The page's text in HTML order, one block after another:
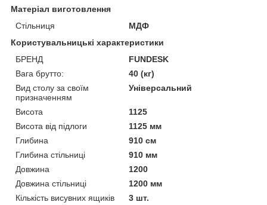
Матеріал виготовлення
Стільниця
МДФ
Користувальницькі характеристики
БРЕНД
FUNDESK
Вага брутто:
40 (кг)
Вид столу за своїм
призначенням
Універсальний
Висота
1125
Висота від підлоги
1125 мм
Глибина
910 см
Глибина стільниці
910 мм
Довжина
1200
Довжина стільниці
1200 мм
Кількість висувних ящиків
3 шт.